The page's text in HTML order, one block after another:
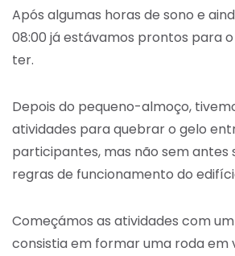
Após algumas horas de sono e
08:00 já estávamos prontos para
ter.
Depois do pequeno-almoço,
atividades para quebrar o gelo
participantes, mas não sem antes
regras de funcionamento do
Começámos as atividades com
consistia em formar uma roda em